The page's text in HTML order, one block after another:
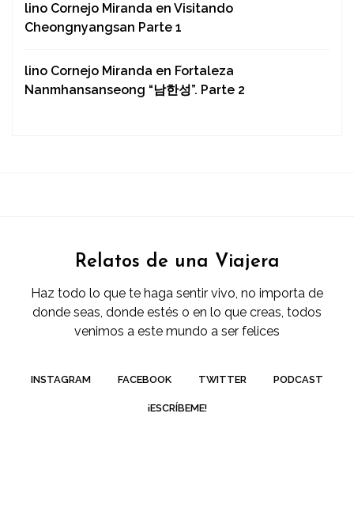
lino Cornejo Miranda en Visitando
Cheongnyangsan Parte 1
lino Cornejo Miranda en Fortaleza
Nanmhansanseong “남한성”. Parte 2
Relatos de una Viajera
Haz todo lo que te haga sentir vivo, no importa de
donde seas, donde estés o en lo que creas, todos
venimos a este mundo a ser felices
INSTAGRAM FACEBOOK TWITTER PODCAST
¡ESCRÍBEME!